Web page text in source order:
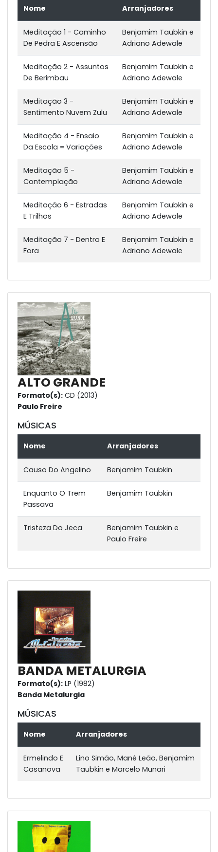
Nome Arranjadores
Meditação 1 - Caminho
De Pedra E Ascensão
Benjamim Taubkin e
Adriano Adewale
Meditação 2 - Assuntos
De Berimbau
Benjamim Taubkin e
Adriano Adewale
Meditação 3 -
Sentimento Nuvem Zulu
Benjamim Taubkin e
Adriano Adewale
Meditação 4 - Ensaio
Da Escola = Variações
Benjamim Taubkin e
Adriano Adewale
Meditação 5 -
Contemplação
Benjamim Taubkin e
Adriano Adewale
Meditação 6 - Estradas
E Trilhos
Benjamim Taubkin e
Adriano Adewale
Meditação 7 - Dentro E
Fora
Benjamim Taubkin e
Adriano Adewale
ALTO GRANDE
Formato(s): CD (2013)
Paulo Freire
MÚSICAS
Nome Arranjadores
Causo Do Angelino Benjamim Taubkin
Enquanto O Trem
Passava
Benjamim Taubkin
Tristeza Do Jeca
Benjamim Taubkin e
Paulo Freire
BANDA METALURGIA
Formato(s): LP (1982)
Banda Metalurgia
MÚSICAS
Nome Arranjadores
Ermelindo E
Casanova
Lino Simão, Mané Leão, Benjamim
Taubkin e Marcelo Munari